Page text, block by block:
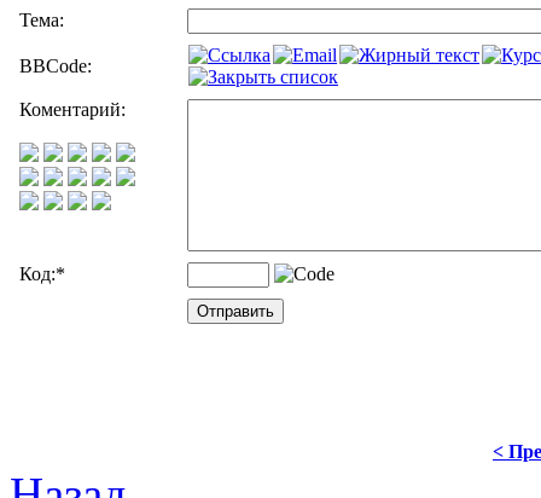
Тема:
BBCode:
Коментарий:
Код:*
<